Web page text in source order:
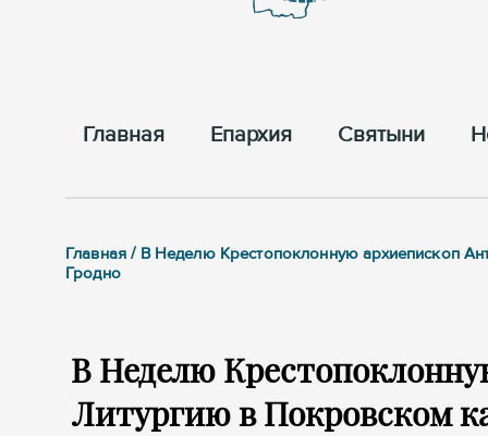
Главная Епархия Cвятыни
Главная / В Неделю Крестопоклонную архиепископ
Гродно
В Неделю
Литургию в Покровском